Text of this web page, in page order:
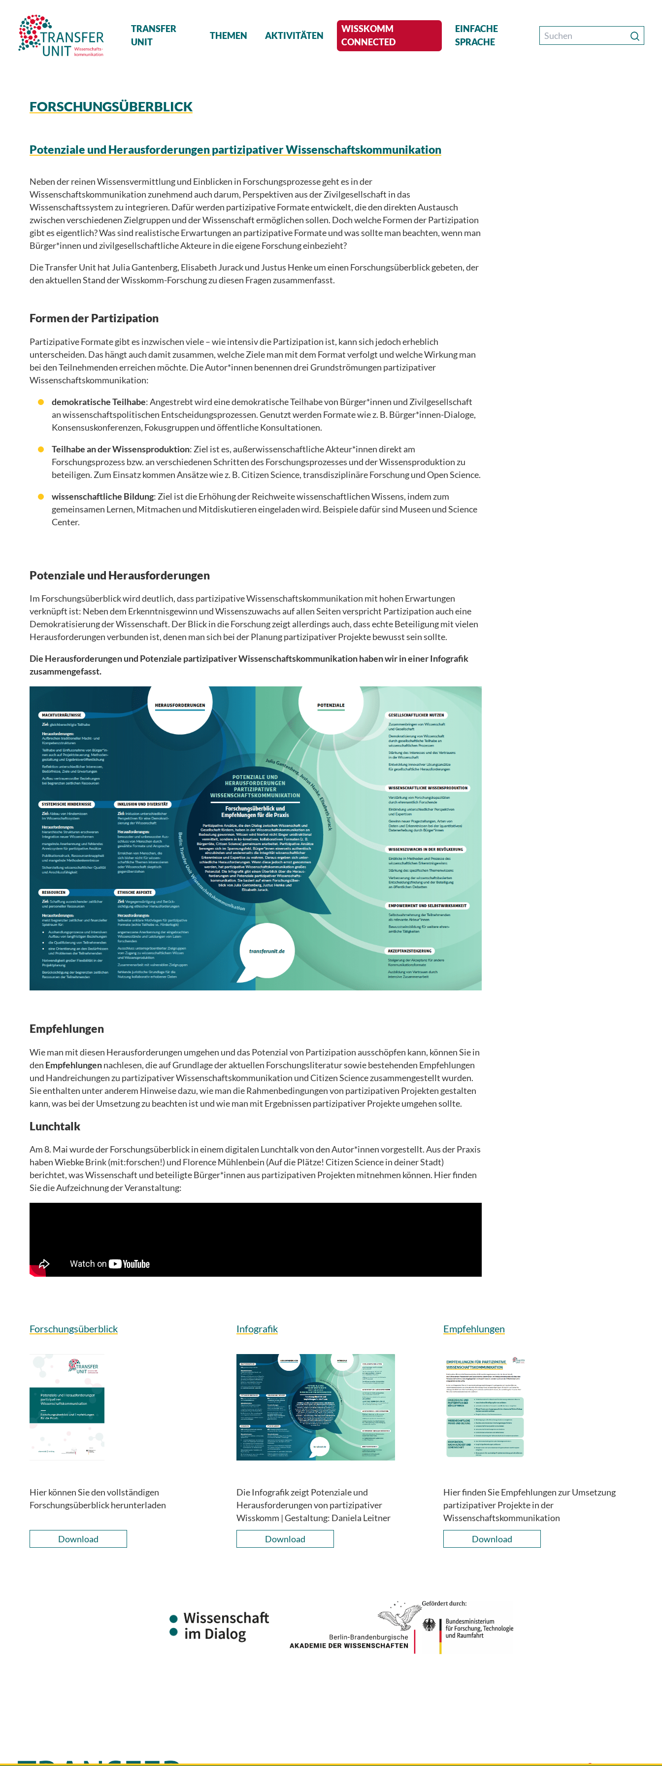
Transfer Unit
TRANSFER
UNIT
THEMEN AKTIVITÄTEN
WISSKOMM
CONNECTED
EINFACHE
SPRACHE
FORSCHUNGSÜBERBLICK
Potenziale und Herausforderungen partizipativer Wissenschaftskommunikation
Neben der reinen Wissensvermittlung und Einblicken in Forschungsprozesse geht es in der
Wissenschaftskommunikation zunehmend auch darum, Perspektiven aus der Zivilgesellschaft in das
Wissenschaftssystem zu integrieren. Dafür werden partizipative Formate entwickelt, die den direkten Austausch
zwischen verschiedenen Zielgruppen und der Wissenschaft ermöglichen sollen. Doch welche Formen der Partizipation
gibt es eigentlich? Was sind realistische Erwartungen an partizipative Formate und was sollte man beachten, wenn man
Bürger*innen und zivilgesellschaftliche Akteure in die eigene Forschung einbezieht?
Die Transfer Unit hat Julia Gantenberg, Elisabeth Jurack und Justus Henke um einen Forschungsüberblick gebeten, der
den aktuellen Stand der Wisskomm-Forschung zu diesen Fragen zusammenfasst.
Formen der Partizipation
Partizipative Formate gibt es inzwischen viele – wie intensiv die Partizipation ist, kann sich jedoch erheblich
unterscheiden. Das hängt auch damit zusammen, welche Ziele man mit dem Format verfolgt und welche Wirkung man
bei den Teilnehmenden erreichen möchte. Die Autor*innen benennen drei Grundströmungen partizipativer
Wissenschaftskommunikation:
demokratische Teilhabe: Angestrebt wird eine demokratische Teilhabe von Bürger*innen und Zivilgesellschaft
an wissenschaftspolitischen Entscheidungsprozessen. Genutzt werden Formate wie z. B. Bürger*innen-Dialoge,
Konsensuskonferenzen, Fokusgruppen und öffentliche Konsultationen.
Teilhabe an der Wissensproduktion: Ziel ist es, außerwissenschaftliche Akteur*innen direkt am
Forschungsprozess bzw. an verschiedenen Schritten des Forschungsprozesses und der Wissensproduktion zu
beteiligen. Zum Einsatz kommen Ansätze wie z. B. Citizen Science, transdisziplinäre Forschung und Open Science.
wissenschaftliche Bildung: Ziel ist die Erhöhung der Reichweite wissenschaftlichen Wissens, indem zum
gemeinsamen Lernen, Mitmachen und Mitdiskutieren eingeladen wird. Beispiele dafür sind Museen und Science
Center.
Potenziale und Herausforderungen
Im Forschungsüberblick wird deutlich, dass partizipative Wissenschaftskommunikation mit hohen Erwartungen
verknüpft ist: Neben dem Erkenntnisgewinn und Wissenszuwachs auf allen Seiten verspricht Partizipation auch eine
Demokratisierung der Wissenschaft. Der Blick in die Forschung zeigt allerdings auch, dass echte Beteiligung mit vielen
Herausforderungen verbunden ist, denen man sich bei der Planung partizipativer Projekte bewusst sein sollte.
Die Herausforderungen und Potenziale partizipativer Wissenschaftskommunikation haben wir in einer Infografik
zusammengefasst.
Empfehlungen
Wie man mit diesen Herausforderungen umgehen und das Potenzial von Partizipation ausschöpfen kann, können Sie in
den Empfehlungennachlesen, die auf Grundlage der aktuellen Forschungsliteratur sowie bestehenden Empfehlungen
und Handreichungen zu partizipativer Wissenschaftskommunikation und Citizen Science zusammengestellt wurden.
Sie enthalten unter anderem Hinweise dazu, wie man die Rahmenbedingungen von partizipativen Projekten gestalten
kann, was bei der Umsetzung zu beachten ist und wie man mit Ergebnissen partizipativer Projekte umgehen sollte.
Lunchtalk
Am 8. Mai wurde der Forschungsüberblick in einem digitalen Lunchtalk von den Autor*innen vorgestellt. Aus der Praxis
haben Wiebke Brink (mit:forschen!) und Florence Mühlenbein (Auf die Plätze! Citizen Science in deiner Stadt)
berichtet, was Wissenschaft und beteiligte Bürger*innen aus partizipativen Projekten mitnehmen können. Hier finden
Sie die Aufzeichnung der Veranstaltung:
Forschungsüberblick
Hier können Sie den vollständigen
Forschungsüberblick herunterladen
Download
Infografik
Die Infografik zeigt Potenziale und
Herausforderungen von partizipativer
Wisskomm | Gestaltung: Daniela Leitner
Download
Empfehlungen
Hier finden Sie Empfehlungen zur Umsetzung
partizipativer Projekte in der
Wissenschaftskommunikation
Download